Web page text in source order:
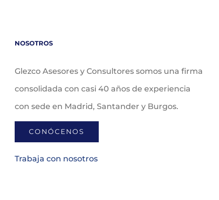
NOSOTROS
Glezco Asesores y Consultores somos una firma
consolidada con casi 40 años de experiencia
con sede en Madrid, Santander y Burgos.
CONÓCENOS
Trabaja con nosotros